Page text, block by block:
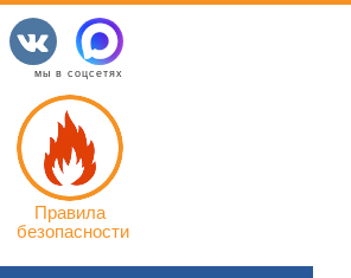
мы в соцсетях
Правила
безопасности